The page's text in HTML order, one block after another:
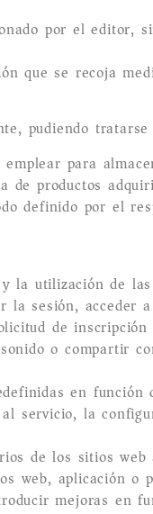
por el editor,
que se recoja
pudiendo tratarse
para
productos
definido por el
la utilización de
sesión, acceder
de
o compartir
en función
servicio, la
de los sitios
web, aplicación o
mejoras en